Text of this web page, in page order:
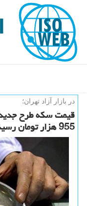
در بازار آزاد تهران؛
955 هزار تومان رسید